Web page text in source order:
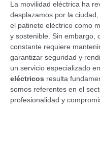
La movilidad eléctrica ha
desplazamos por la
el patinete eléctrico como
y sostenible. Sin embargo,
constante requiere
garantizar seguridad y
un servicio especializado en
eléctricos resulta
somos referentes en el
profesionalidad y